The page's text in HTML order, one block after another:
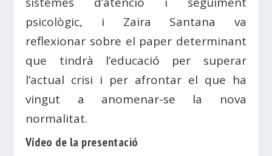
psicològic, i Zaira Santana va
reflexionar sobre el paper determinant
que tindrà l’educació per superar
l’actual crisi i per afrontar el que ha
vingut a anomenar-se la nova
normalitat.
Vídeo de la presentació